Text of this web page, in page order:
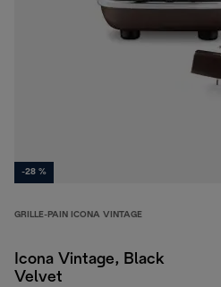
-28 %
GRILLE-PAIN ICONA VINTAGE
Icona Vintage, Black
Velvet